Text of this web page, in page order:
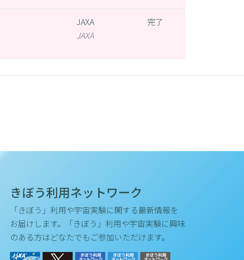
JAXA
JAXA
完了
きぼう利用ネットワーク
「きぼう」利用や宇宙実験に関する最新情報を
お届けします。「きぼう」利用や宇宙実験に興味
のある方はどなたでもご参加いただけます。